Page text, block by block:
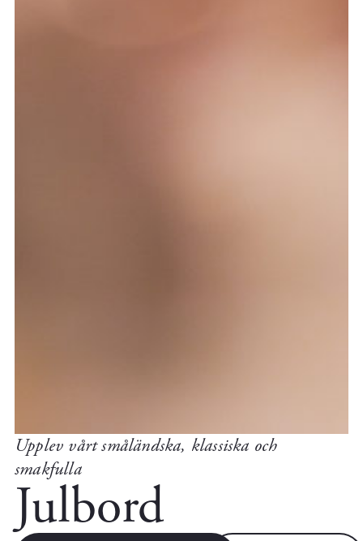
Upplev vårt småländska, klassiska och
smakfulla
Julbord